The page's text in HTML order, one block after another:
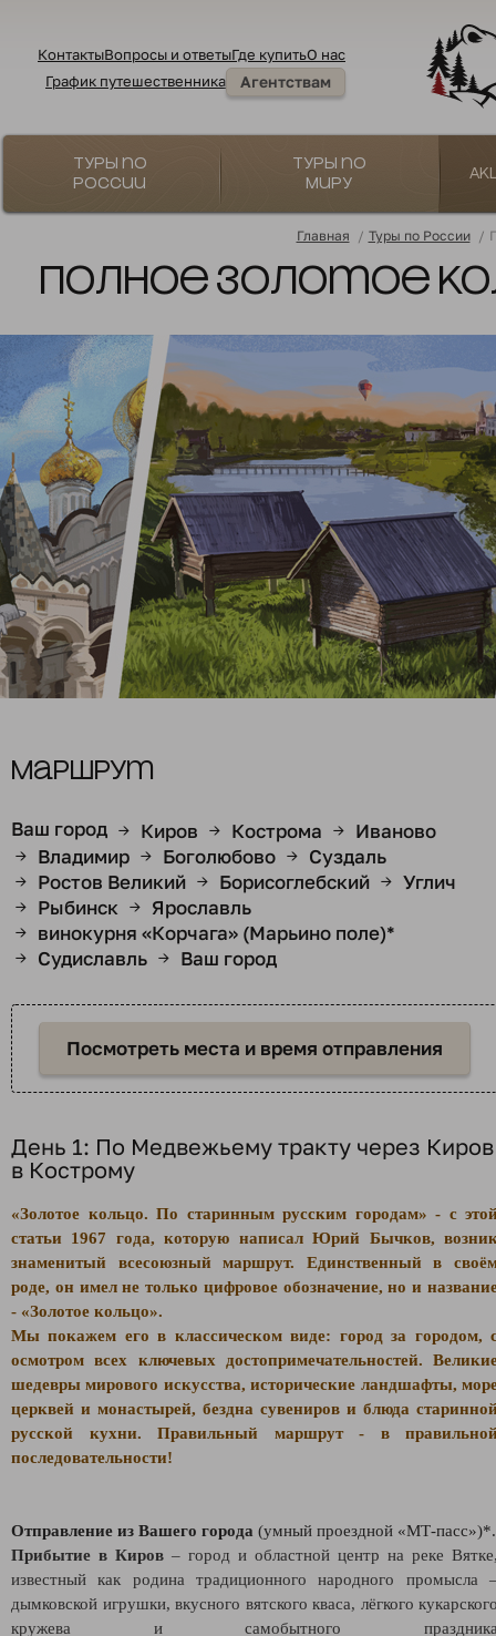
КонтактыВопросы и ответыГде купитьО нас
График путешественника
Агентствам
Туры по
России
Туры по
миру
Главная / Туры по России /
Полное Золотое
Маршрут
Ваш город → Киров → Кострома → Иваново
→ Владимир → Боголюбово → Суздаль
→ Ростов Великий → Борисоглебский → Углич
→ Рыбинск → Ярославль
→ винокурня «Корчага» (Марьино поле)*
→ Судиславль → Ваш город
Посмотреть места и время отправления
День 1: По Медвежьему тракту через Киров
в Кострому
«Золотое кольцо. По старинным русским городам» - с
статьи 1967 года, которую написал Юрий Бычков,
знаменитый всесоюзный маршрут. Единственный в
роде, он имел не только цифровое обозначение, но и
- «Золотое кольцо».
Мы покажем его в классическом виде: город за городом,
осмотром всех ключевых достопримечательностей.
шедевры мирового искусства, исторические ландшафты,
церквей и монастырей, бездна сувениров и блюда
русской кухни. Правильный маршрут - в
последовательности!
Отправление из Вашего города (умный проездной «МТ-пасс»)*.
Прибытие в Киров – город и областной центр на реке
известный как родина традиционного народного промысла
дымковской игрушки, вкусного вятского кваса, лёгкого
кружева и самобытного